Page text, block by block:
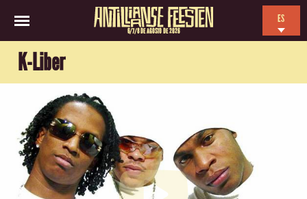
6/7/8 DE AGOSTO DE 2026
ES
K-Liber